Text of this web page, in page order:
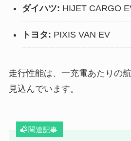
ダイハツ: HIJET CARGO
トヨタ: PIXIS VAN EV
走行性能は、一充電あたりの
見込んでいます。
関連記事